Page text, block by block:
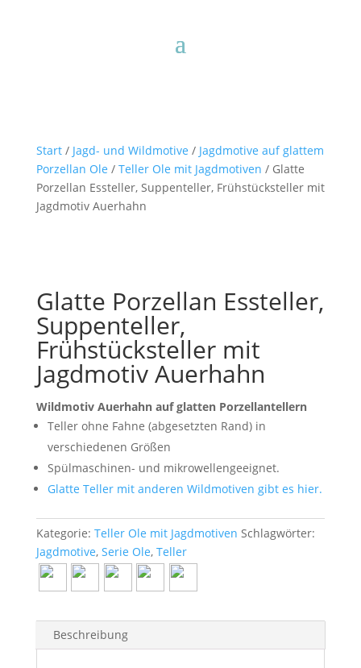
Start/ Jagd- und Wildmotive / Jagdmotive auf glattem
Porzellan Ole / Teller Ole mit Jagdmotiven / Glatte
Porzellan Essteller, Suppenteller, Frühstücksteller mit
Jagdmotiv Auerhahn
Glatte Porzellan Essteller,
Suppenteller,
Frühstücksteller mit
Jagdmotiv Auerhahn
Wildmotiv Auerhahn auf glatten Porzellantellern
Teller ohne Fahne (abgesetzten Rand) in
verschiedenen Größen
Spülmaschinen- und mikrowellengeeignet.
Glatte Teller mit anderen Wildmotiven gibt es hier.
Kategorie: Teller Ole mit Jagdmotiven Schlagwörter:
Jagdmotive, Serie Ole, Teller
Beschreibung